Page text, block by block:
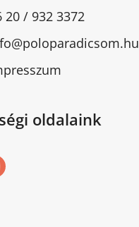
20 / 932 3372
oldalaink